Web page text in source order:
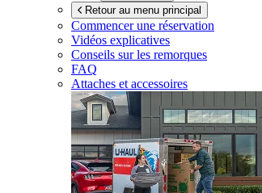
Retour au menu principal
Commencer une réservation
Vidéos explicatives
Conseils sur les remorques
FAQ
Attaches et accessoires